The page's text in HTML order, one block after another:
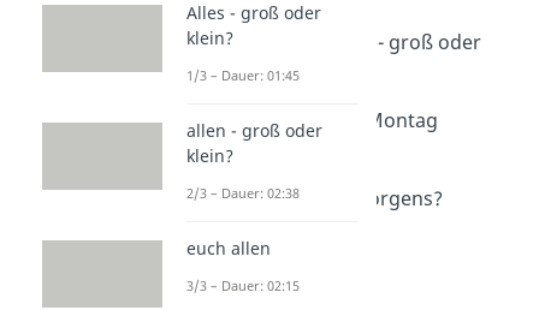
Dauer: 02:12
morgen Vormittag - groß oder
klein?
Montagmorgen / Montag
morgen?
morgends oder morgens?
Alles - groß oder
klein?
1/3 – Dauer: 01:45
allen - groß oder
klein?
2/3 – Dauer: 02:38
euch allen
3/3 – Dauer: 02:15